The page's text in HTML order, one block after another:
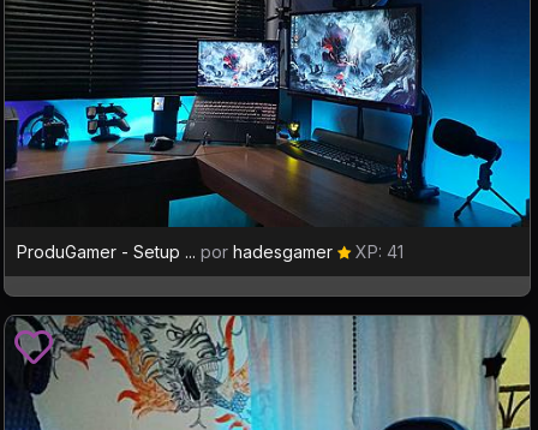
ProduGamer - Setup ... por hadesgamer XP: 41